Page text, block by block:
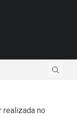
realizada no